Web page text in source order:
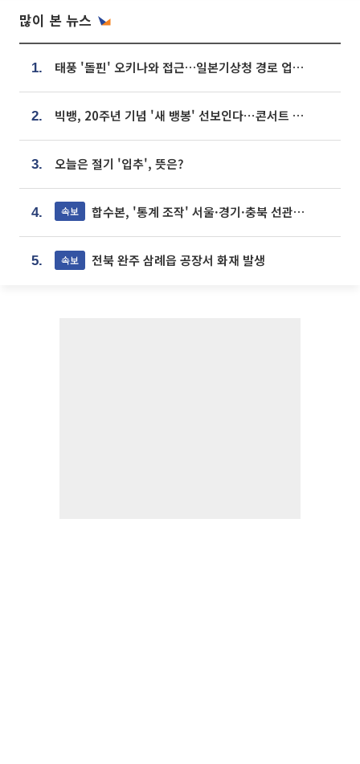
많이 본 뉴스
1. 태풍 '돌핀' 오키나와 접근…일본기상청 경로 업데이트
2. 빅뱅, 20주년 기념 '새 뱅봉' 선보인다⋯콘서트 앞두고 팝업 개최
3. 오늘은 절기 '입추', 뜻은?
4. 속보 합수본, '통계 조작' 서울·경기·충북 선관위 등 추가 압수수색
5. 속보 전북 완주 삼례읍 공장서 화재 발생